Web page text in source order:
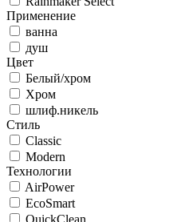
Применение
ванна
душ
Цвет
Белый/хром
Хром
шлиф.никель
Стиль
Classic
Modern
Технологии
AirPower
EcoSmart
QuickClean